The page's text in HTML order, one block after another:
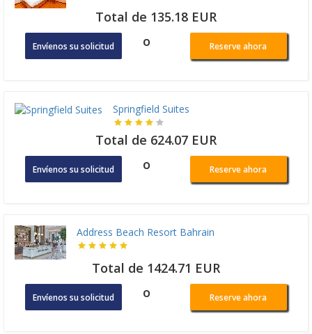
Total de 135.18 EUR
Envíenos su solicitud o Reserve ahora
Springfield Suites
Total de 624.07 EUR
Envíenos su solicitud o Reserve ahora
Address Beach Resort Bahrain
Total de 1424.71 EUR
Envíenos su solicitud o Reserve ahora